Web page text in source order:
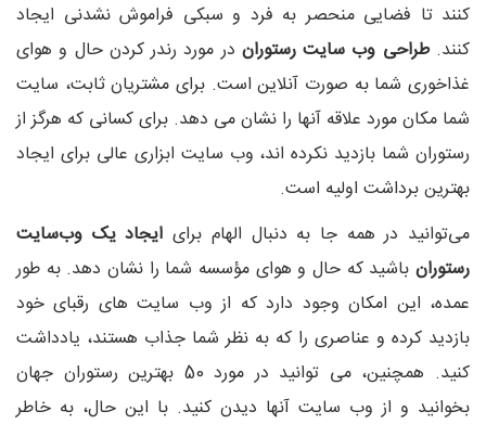
کنند تا فضایی منحصر به فرد و سبکی فراموش نشدنی ایجاد
کنند.طراحی وب سایت رستوران در مورد رندر کردن حال و هوای
غذاخوری شما به صورت آنلاین است. برای مشتریان ثابت، سایت
شما مکان مورد علاقه آنها را نشان می دهد. برای کسانی که هرگز از
رستوران شما بازدید نکرده اند، وب سایت ابزاری عالی برای ایجاد
بهترین برداشت اولیه است.
می‌توانید در همه جا به دنبال الهام برای ایجاد یک وب‌سایت
رستوران باشید که حال و هوای مؤسسه شما را نشان دهد. به طور
عمده، این امکان وجود دارد که از وب سایت های رقبای خود
بازدید کرده و عناصری را که به نظر شما جذاب هستند، یادداشت
کنید. همچنین، می توانید در مورد 50 بهترین رستوران جهان
بخوانید و از وب سایت آنها دیدن کنید. با این حال، به خاطر